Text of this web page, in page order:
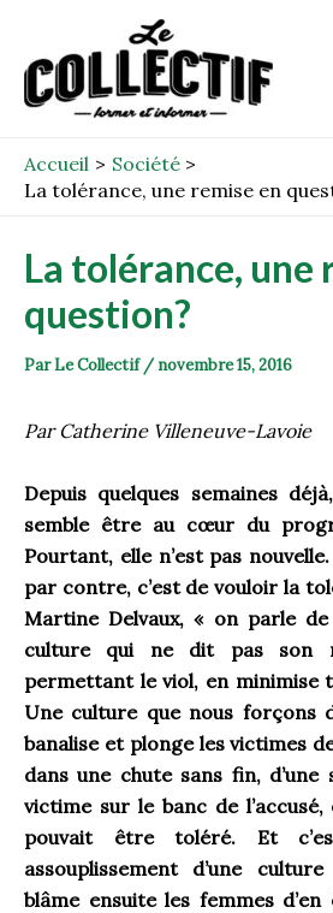
contenu
Accueil
Société
La tolérance, une remise en
La tolérance, une
question?
ParLe Collectif / novembre 15, 2016
Par Catherine Villeneuve-Lavoie
Depuis quelques semaines
semble être au cœur du
Pourtant, elle n’est pas
par contre, c’est de vouloir la
Martine Delvaux, « on parle de
culture qui ne dit pas son
permettant le viol, en minimise
Une culture que nous forçons
banalise et plonge les victimes
dans une chute sans fin,
victime sur le banc de
pouvait être toléré. Et
assouplissement d’une
blâme ensuite les femmes
navigation